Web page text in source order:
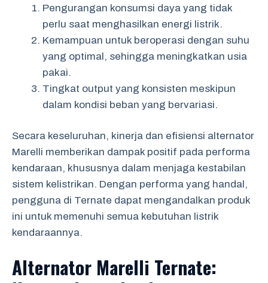
Pengurangan konsumsi daya yang tidak
perlu saat menghasilkan energi listrik.
Kemampuan untuk beroperasi dengan suhu
yang optimal, sehingga meningkatkan usia
pakai.
Tingkat output yang konsisten meskipun
dalam kondisi beban yang bervariasi.
Secara keseluruhan, kinerja dan efisiensi alternator
Marelli memberikan dampak positif pada performa
kendaraan, khususnya dalam menjaga kestabilan
sistem kelistrikan. Dengan performa yang handal,
pengguna di Ternate dapat mengandalkan produk
ini untuk memenuhi semua kebutuhan listrik
kendaraannya.
Alternator Marelli Ternate: